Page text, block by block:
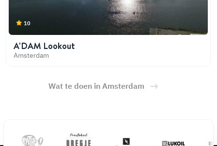
10
A'DAM Lookout
Amsterdam
Wat te doen in Amsterdam